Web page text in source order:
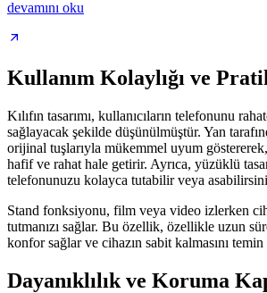
devamını oku
Kullanım Kolaylığı ve
Kılıfın tasarımı, kullanıcıların telefonunu
sağlayacak şekilde düşünülmüştür. Yan
orijinal tuşlarıyla mükemmel uyum
hafif ve rahat hale getirir. Ayrıca, yüzüklü
telefonunuzu kolayca tutabilir veya
Stand fonksiyonu, film veya video izlerken
tutmanızı sağlar. Bu özellik, özellikle uzun
konfor sağlar ve cihazın sabit kalmasını temin
Dayanıklılık ve Koruma